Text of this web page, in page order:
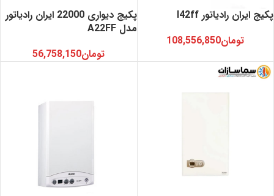
پکیج ایران رادیاتور l42ff
تومان108,556,850
پکیج دیواری 22000 ایران رادیاتور
مدل A22FF
تومان56,758,150